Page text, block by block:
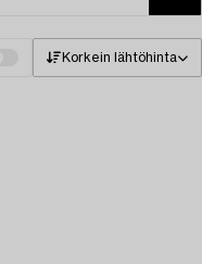
Korkein lähtöhinta